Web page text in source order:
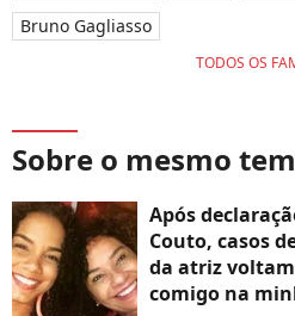
Bruno Gagliasso
TODOS OS
Sobre o mesmo
Após
Couto, casos
da atriz
comigo na